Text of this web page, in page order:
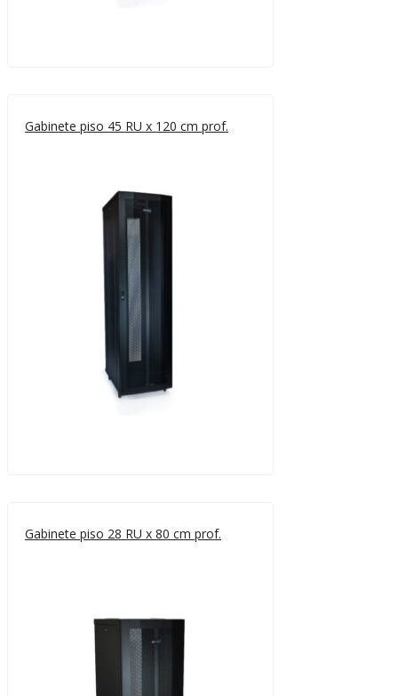
Gabinete piso 45 RU x 120 cm prof.
Gabinete piso 28 RU x 80 cm prof.